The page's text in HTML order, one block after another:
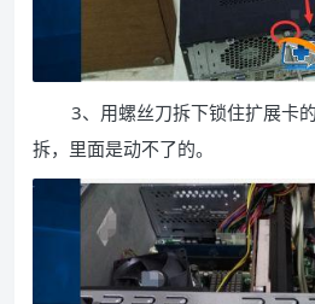
3、用螺丝刀拆下锁住扩展卡
拆，里面是动不了的。